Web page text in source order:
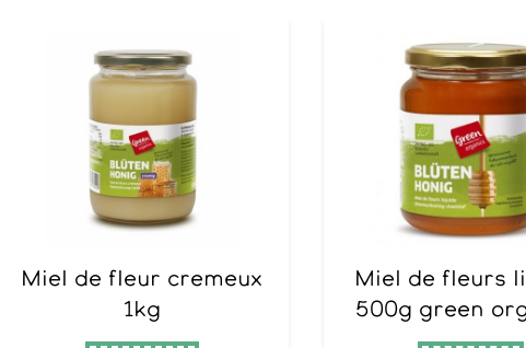
Miel de fleur cremeux
1kg
Miel de fleurs liquide
500g green